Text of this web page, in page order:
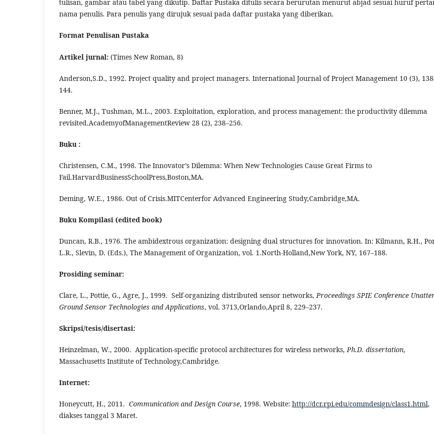
tulisan, gambar atau tabel yang dikutip. Daftar Pustaka ditulis secara berurutan menurut abjad sesuai huruf
nama penulis. Para penulis yang dirujuk sesuai pada daftar pustaka yang diberikan.
Format Penulisan Pustaka
Artikel jurnal: (Times New Roman, 8)
Anderson,S.D., 1992. Project quality and project managers. International Journal of Project Management 10 (3),
144.
Benner, M.J., Tushman, M.L., 2003. Exploitation, exploration, and process management: the productivity dilemma
revisited.AcademyofManagementReview 28 (2), 238–256.
Buku :
Christensen, C.M., 1998. The Innovator’s Dilemma: When New Technologies Cause Great Firms to
Fail.HarvardBusinessSchoolPress,Boston,MA.
Deming, W.E., 1986. Out of Crisis.MITCenterfor Advanced Engineering Study,Cambridge,MA.
Buku Kompilasi (edited book)
Duncan, R.B., 1976. The ambidextrous organization: designing dual structures for innovation. In: Kilmann, R.H.,
L.R., Slevin, D. (Eds.), The Management of Organization, vol. 1.North-Holland,New York, NY, 167–188.
Prosiding seminar:
Clare, L., Pottie, G., Agre, J., 1999. Self-organizing distributed sensor networks, Proceedings SPIE Conference
Ground Sensor Technologies and Applications, vol. 3713,Orlando,April 8, 229–237.
Skripsi/tesis/disertasi:
Heinzelman, W., 2000. Application-specific protocol architectures for wireless networks, Ph.D. dissertation,
Massachusetts Institute of Technology,Cambridge.
Internet:
Honeycutt, H., 2011. Communication and Design Course, 1998. Website: http://dcr.rpi.edu/commdesign/class1.html,
diakses tanggal 3 Maret.